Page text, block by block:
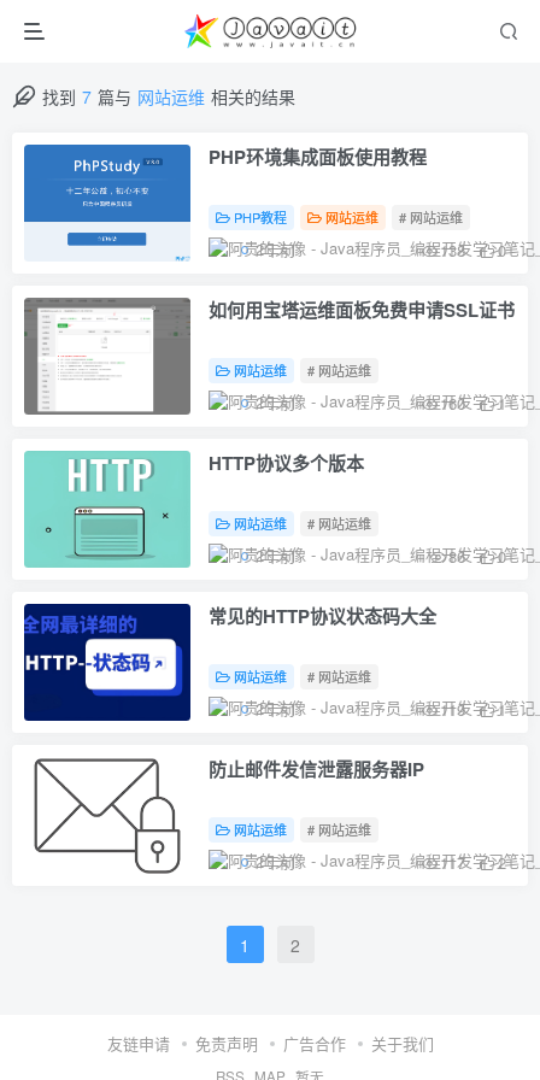
找到 7 篇与 网站运维 相关的结果
PHP环境集成面板使用教程
PHP教程 网站运维 # 网站运维
2年前 138 0
如何用宝塔运维面板免费申请SSL证书
网站运维 # 网站运维
2年前 160 1
HTTP协议多个版本
网站运维 # 网站运维
2年前 86 0
常见的HTTP协议状态码大全
网站运维 # 网站运维
2年前 119 1
防止邮件发信泄露服务器IP
网站运维 # 网站运维
2年前 117 2
1 2
友链申请 免责声明 广告合作 关于我们